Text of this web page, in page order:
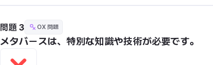
問題 3 OX 問題
メタバースは、特別な知識や技術が必要です。